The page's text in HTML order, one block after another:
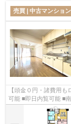
売買 | 中古マンション
【頭金０円・諸費用
可能 ■即日内覧可能 ■南向き、陽当たり・通風良好 ■敷地内緑が多く、公園・
遊具有り ■大林組・銭